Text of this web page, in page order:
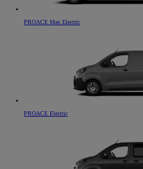
PROACE Max Electric
PROACE Electric